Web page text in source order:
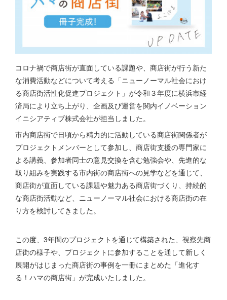
コロナ禍で商店街が直面している課題や、商店街が行う新た
な消費活動などについて考える「ニューノーマル社会におけ
る商店街活性化促進プロジェクト」が令和３年度に横浜市経
済局により立ち上がり、企画及び運営を関内イノベーション
イニシアティブ株式会社が担当しました。
市内商店街で日頃から精力的に活動している商店街関係者が
プロジェクトメンバーとして参加し、商店街支援の専門家に
よる講義、参加者同士の意見交換を含む勉強会や、先進的な
取り組みを実践する市内街の商店街への見学などを通じて、
商店街が直面している課題や魅力ある商店街づくり、持続的
な商店街活動など、ニューノーマル社会における商店街の在
り方を検討してきました。
この度、3年間のプロジェクトを通じて構築された、視察先商
店街の様子や、プロジェクトに参加することを通して新しく
展開がはじまった商店街の事例を一冊にまとめた「進化す
る！ハマの商店街」が完成いたしました。